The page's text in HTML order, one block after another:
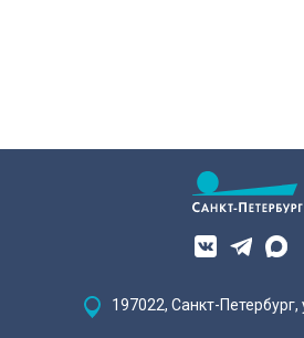
197022, Санкт-Петербург,